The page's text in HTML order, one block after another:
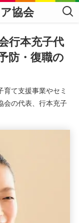
協会
行本充子代
防・復職の
て支援事業やセミ
会の代表、行本充子